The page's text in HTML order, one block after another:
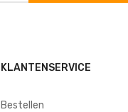
KLANTENSERVICE
Bestellen